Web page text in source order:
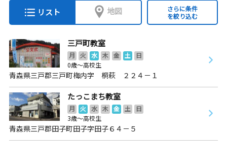
リスト 地図
さらに条件
を絞り込む
三戸町教室
月 火 水 木 金 土
日
0歳～高校生
青森県三戸郡三戸町梅内字 桐萩 ２２４－１
たっこまち教室
月 火 水 木 金 土
日
3歳～高校生
青森県三戸郡田子町田子字田子６４－５